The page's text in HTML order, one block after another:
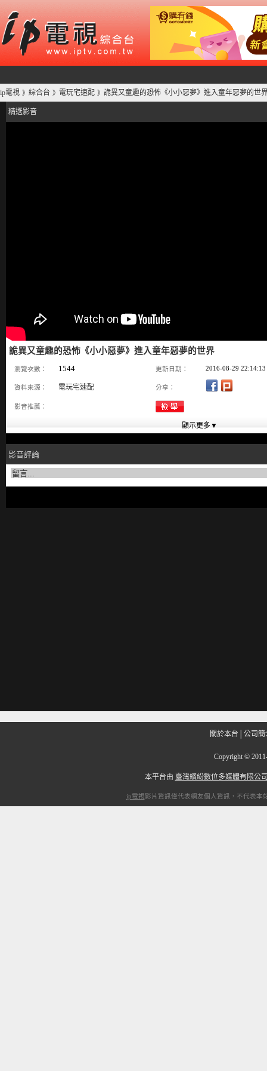
ip電視 》 綜合台 》 電玩宅速配 》 詭異又童趣的恐怖《小小惡夢》進入童年惡夢的世
精選影音
詭異又童趣的恐怖《小小惡夢》進入童年惡夢的世界
瀏覽次數： 1544 更新日期： 2016-08-29 22:14:13
資料來源： 電玩宅速配 分享：
影音推薦：
影音評論
關於本台 公司簡
Copyright ©
本平台由 臺灣繽紛數位多媒體有限公
ip電視影片資訊僅代表網友個人資訊，不代表本